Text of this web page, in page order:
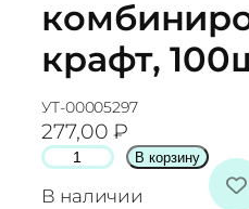
крафт,
УТ-00005297
277,00₽
В наличии
К
о
В корзину